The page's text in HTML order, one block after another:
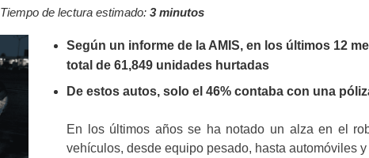
Tiempo de lectura estimado: 3 minutos
Según un informe de la AMIS, en los últimos 12
total de 61,849 unidades hurtadas
De estos autos, solo el 46% contaba con una
En los últimos años se ha notado un alza en el
vehículos, desde equipo pesado, hasta automóviles